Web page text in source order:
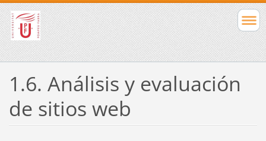
1.6. Análisis y evaluación
de sitios web